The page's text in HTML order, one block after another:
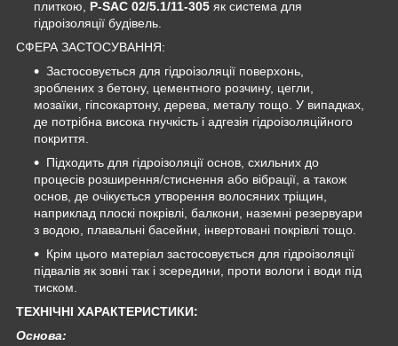
плиткою, P-SAC 02/5.1/11-305 як система для
гідроізоляції будівель.
СФЕРА ЗАСТОСУВАННЯ:
Застосовується для гідроізоляції поверхонь,
зроблених з бетону, цементного розчину, цегли,
мозаїки, гіпсокартону, дерева, металу тощо. У випадках,
де потрібна висока гнучкість і адгезія гідроізоляційного
покриття.
Підходить для гідроізоляції основ, схильних до
процесів розширення/стиснення або вібрації, а також
основ, де очікується утворення волосяних тріщин,
наприклад плоскі покрівлі, балкони, наземні резервуари
з водою, плавальні басейни, інвертовані покрівлі тощо.
Крім цього матеріал застосовується для гідроізоляції
підвалів як зовні так і зсередини, проти вологи і води під
тиском.
ТЕХНІЧНІ ХАРАКТЕРИСТИКИ:
Основа: